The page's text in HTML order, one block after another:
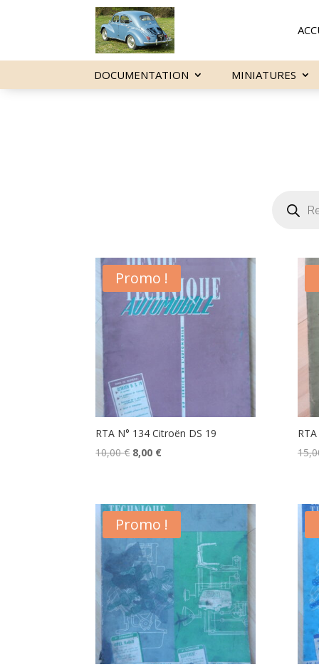
DOCUMENTATION MINIATURES
produits
Promo !
RTA N° 134 Citroën DS 19
10,00€ Le
était :
10,00 €.
8,00 €Le
est :
8,00 €.
Promo !